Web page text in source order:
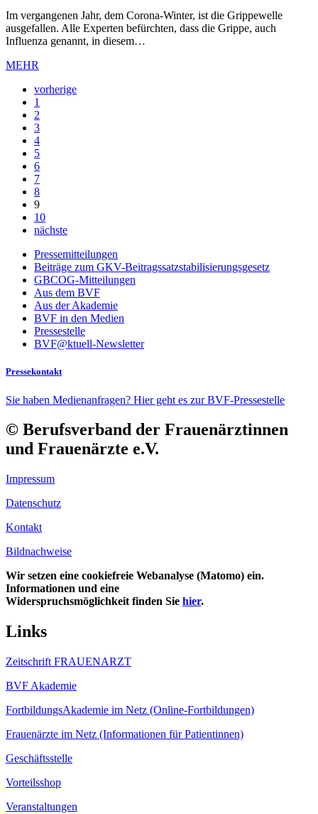
Im vergangenen Jahr, dem Corona-Winter, ist die Grippewelle
ausgefallen. Alle Experten befürchten, dass die Grippe, auch
Influenza genannt, in diesem…
MEHR
vorherige
1
2
3
4
5
6
7
8
9
10
nächste
Pressemitteilungen
Beiträge zum GKV-Beitragssatzstabilisierungsgesetz
GBCOG-Mitteilungen
Aus dem BVF
Aus der Akademie
BVF in den Medien
Pressestelle
BVF@ktuell-Newsletter
Pressekontakt
Sie haben Medienanfragen? Hier geht es zur BVF-Pressestelle
© Berufsverband der Frauenärztinnen
und Frauenärzte e.V.
Impressum
Datenschutz
Kontakt
Bildnachweise
Wir setzen eine cookiefreie Webanalyse (Matomo) ein.
Informationen und eine
Widerspruchsmöglichkeit finden Sie hier.
Links
Zeitschrift FRAUENARZT
BVF Akademie
FortbildungsAkademie im Netz (Online-Fortbildungen)
Frauenärzte im Netz (Informationen für Patientinnen)
Geschäftsstelle
Vorteilsshop
Veranstaltungen